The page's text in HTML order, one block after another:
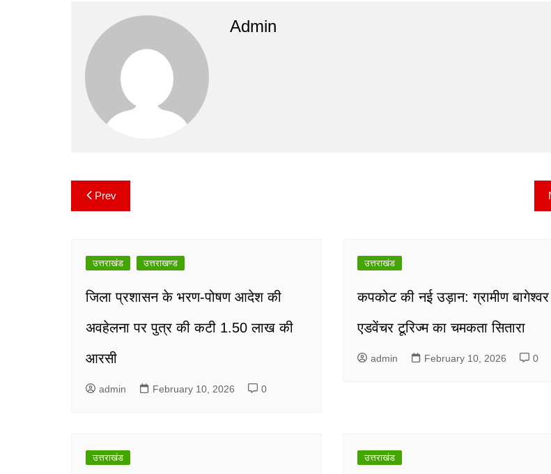
e
b
k
er l
s
n
k
gr
Admin
Post
navigation
Prev
उत्तराखंड उत्तराखण्ड
जिला प्रशासन के भरण-पोषण आदेश की
अवहेलना पर पुत्र की कटी 1.50 लाख की
आरसी
admin February 10, 2026 0
उत्तराखंड
कपकोट की नई उड़ान: ग्रामीण बागेश्वर
एडवेंचर टूरिज्म का चमकता सितारा
admin February 10, 2026 0
उत्तराखंड उत्तराखंड